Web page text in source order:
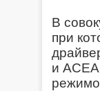
В
при
и